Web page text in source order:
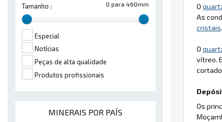
0 para 460mm
Tamanho :
Especial
Notícias
Peças de alta qualidade
Produtos profissionais
MINERAIS POR PAÍS
O
As
cristais.
O
vítreo.
Os